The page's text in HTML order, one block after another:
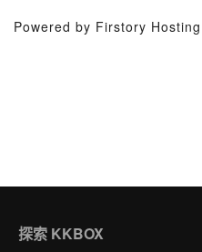
Powered by Firstory Hosting
探索 KKBOX